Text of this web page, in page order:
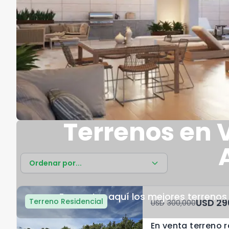
Terrenos en
Encuentra aquí los mejores
Ordenar por...
Terreno Residencial USD	300,000